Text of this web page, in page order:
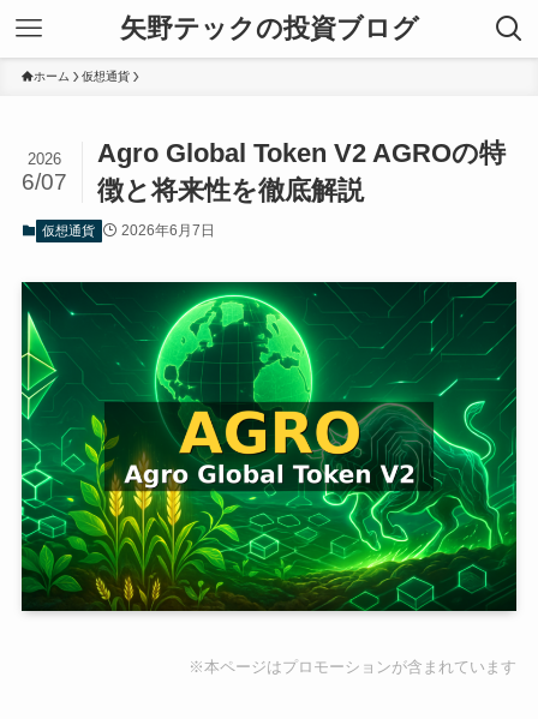
矢野テックの投資ブログ
ホーム 仮想通貨
Agro Global Token V2 AGROの特
徴と将来性を徹底解説
2026
6/07
仮想通貨 2026年6月7日
※本ページはプロモーションが含まれています